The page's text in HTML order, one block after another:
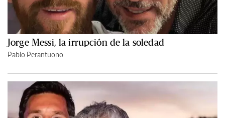
Jorge Messi, la irrupción de la soledad
Pablo Perantuono